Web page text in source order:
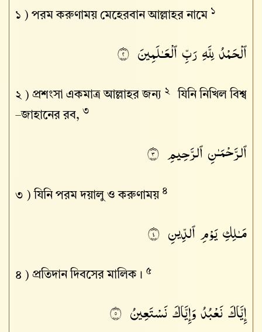
১ ) পরম করুণাময় মেহেরবান আল্লাহর নামে ১
২ ) প্রশংসা একমাত্র আল্লাহর জন্য ২
যিনি নিখিল বিশ্ব
–জাহানের রব, ৩
ٱلْحَمْدُ لِلَّهِ رَبِّ ٱلْعَـٰلَمِينَ ٢
৩ )যিনি পরম দয়ালু ও করুণাময় ৪
ٱلرَّحْمَـٰنِ ٱلرَّحِيمِ ٣
৪ ) প্রতিদান দিবসের মালিক। ৫
مَـٰلِكِ يَوْمِ ٱلدِّينِ ٤
إِيَّاكَ نَعْبُدُ وَإِيَّاكَ نَسْتَعِينُ ٥